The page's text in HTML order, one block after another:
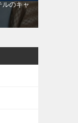
ルのキャ